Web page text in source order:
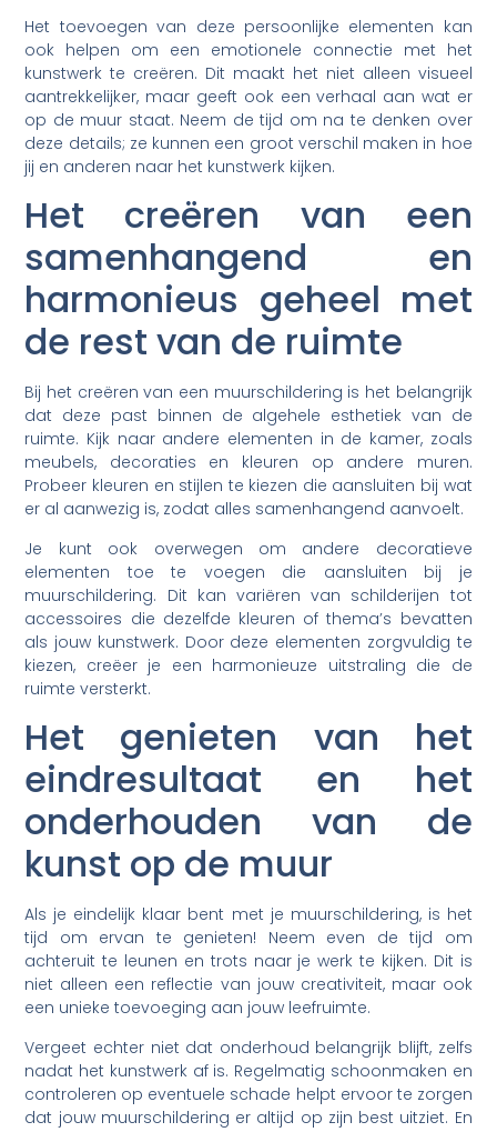
Het toevoegen van deze persoonlijke elementen kan
ook helpen om een emotionele connectie met het
kunstwerk te creëren. Dit maakt het niet alleen visueel
aantrekkelijker, maar geeft ook een verhaal aan wat er
op de muur staat. Neem de tijd om na te denken over
deze details; ze kunnen een groot verschil maken in hoe
jij en anderen naar het kunstwerk kijken.
Het creëren van een
samenhangend en
harmonieus geheel met
de rest van de ruimte
Bij het creëren van een muurschildering is het belangrijk
dat deze past binnen de algehele esthetiek van de
ruimte. Kijk naar andere elementen in de kamer, zoals
meubels, decoraties en kleuren op andere muren.
Probeer kleuren en stijlen te kiezen die aansluiten bij wat
er al aanwezig is, zodat alles samenhangend aanvoelt.
Je kunt ook overwegen om andere decoratieve
elementen toe te voegen die aansluiten bij je
muurschildering. Dit kan variëren van schilderijen tot
accessoires die dezelfde kleuren of thema’s bevatten
als jouw kunstwerk. Door deze elementen zorgvuldig te
kiezen, creëer je een harmonieuze uitstraling die de
ruimte versterkt.
Het genieten van het
eindresultaat en het
onderhouden van de
kunst op de muur
Als je eindelijk klaar bent met je muurschildering, is het
tijd om ervan te genieten! Neem even de tijd om
achteruit te leunen en trots naar je werk te kijken. Dit is
niet alleen een reflectie van jouw creativiteit, maar ook
een unieke toevoeging aan jouw leefruimte.
Vergeet echter niet dat onderhoud belangrijk blijft, zelfs
nadat het kunstwerk af is. Regelmatig schoonmaken en
controleren op eventuele schade helpt ervoor te zorgen
dat jouw muurschildering er altijd op zijn best uitziet. En